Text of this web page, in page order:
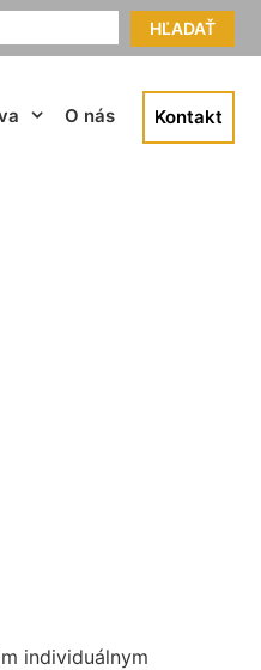
HĽADAŤ
O nás Kontakt
individuálnym